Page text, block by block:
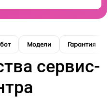
Модели Гарантия
сервис-